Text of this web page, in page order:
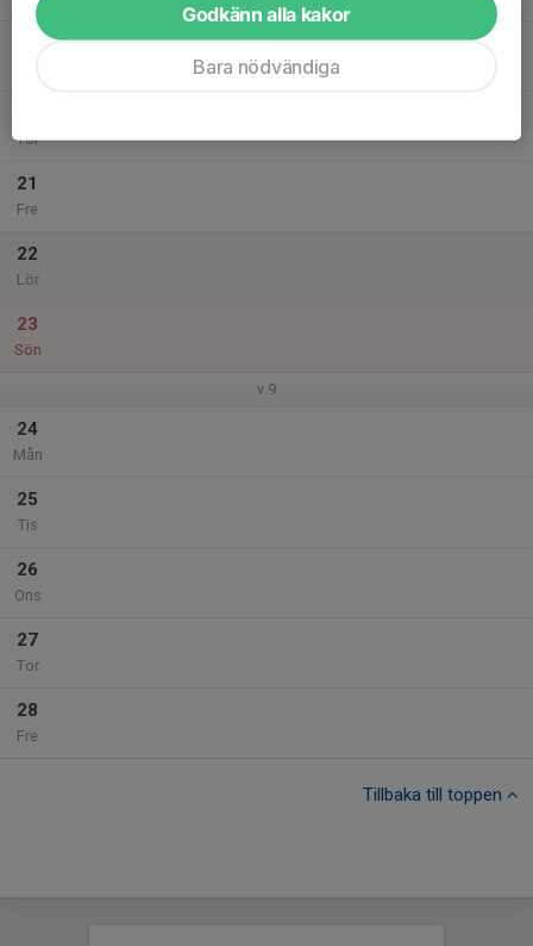
Tor
21
Fre
22
Lör
23
Sön
v.9
24
Mån
25
Tis
26
Ons
27
Tor
28
Fre
Tillbaka till toppen
Godkänn alla kakor
Bara nödvändiga